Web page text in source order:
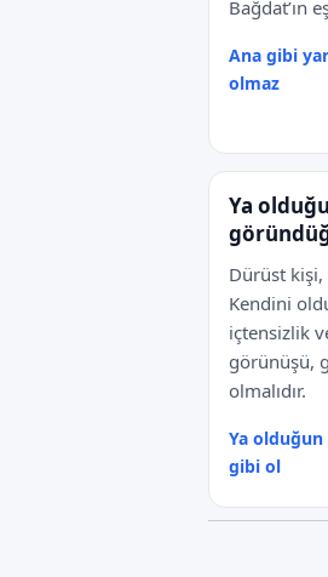
Bağdat’ın
Ana gibi
olmaz
Ya
Dürüst
Kendini
içtensizlik
görünüşü,
olmalıdır.
Ya
gibi ol